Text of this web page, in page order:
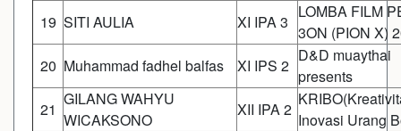
19 SITI AULIA XI IPA 3
LOMBA FILM
3ON (PION X)
20 Muhammad fadhel balfas XI IPS 2
D&D muaythai
presents
21
GILANG WAHYU
WICAKSONO
XII IPA 2
Inovasi Urang